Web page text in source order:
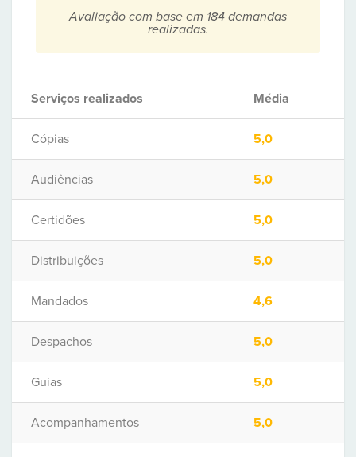
Avaliação com base em 184 demandas
realizadas.
Serviços realizados Média
Cópias 5,0
Audiências 5,0
Certidões 5,0
Distribuições 5,0
Mandados 4,6
Despachos 5,0
Guias 5,0
Acompanhamentos 5,0